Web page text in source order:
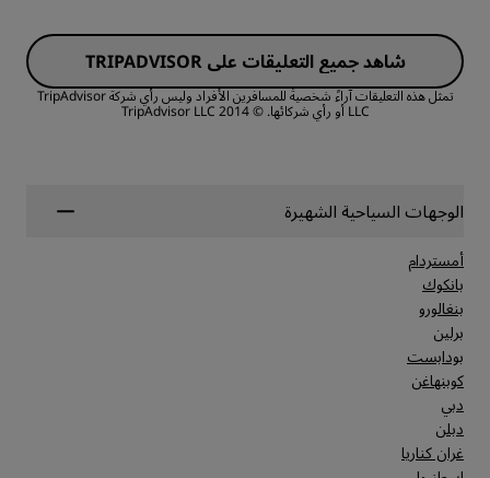
القيمة
الموقع
النظافة
شاهد جميع التعليقات على TRIPADVISOR
تمثل هذه التعليقات آراءً شخصيةً للمسافرين الأفراد وليس رأي شركة TripAdvisor
LLC أو رأي شركائها.
© 2014 TripAdvisor LLC
الوجهات السياحية الشهيرة
أمستردام
بانكوك
بنغالورو
برلين
بودابست
كوبنهاغن
دبي
دبلن
غران كناريا